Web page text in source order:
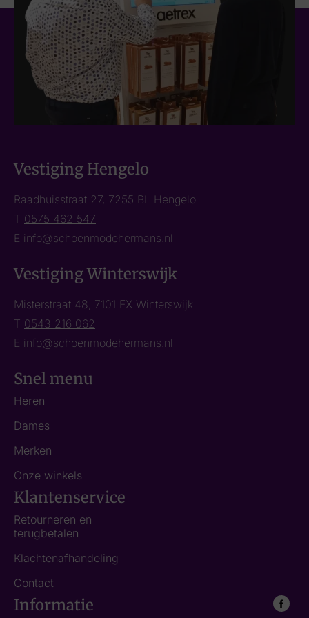
Vestiging Hengelo
Raadhuisstraat 27, 7255 BL Hengelo
T 0575 462 547
E info@schoenmodehermans.nl
Vestiging Winterswijk
Misterstraat 48, 7101 EX Winterswijk
T 0543 216 062
E info@schoenmodehermans.nl
Snel menu
Heren
Dames
Merken
Onze winkels
Klantenservice
Retourneren en
terugbetalen
Klachtenafhandeling
Contact
Informatie